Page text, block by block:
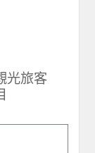
光旅客